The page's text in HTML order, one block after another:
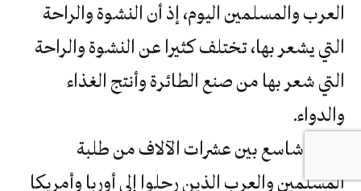
العرب والمسلمين اليوم، إذ أن النشوة والراحة
التي يشعر بها، تختلف كثيرا عن النشوة والراحة
التي شعر بها من صنع الطائرة وأنتج الغذاء
والدواء.
الفرق شاسع بين عشرات الآلاف من طلبة
المسلمين والعرب الذين رحلوا إلى أوربا وأمريكا